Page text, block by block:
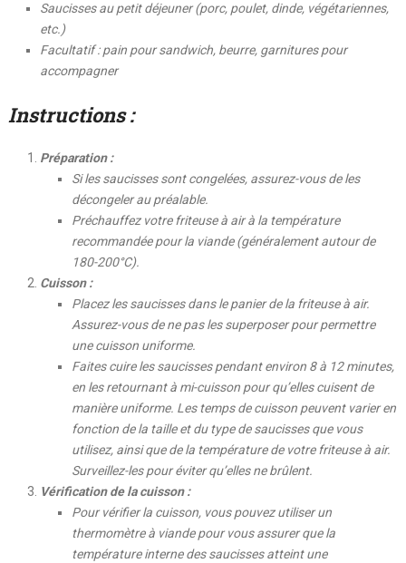
Saucisses au petit déjeuner (porc, poulet, dinde, végétariennes,
etc.)
Facultatif : pain pour sandwich, beurre, garnitures pour
accompagner
Instructions :
Préparation :
Si les saucisses sont congelées, assurez-vous de les
décongeler au préalable.
Préchauffez votre friteuse à air à la température
recommandée pour la viande (généralement autour de
180-200°C).
Cuisson :
Placez les saucisses dans le panier de la friteuse à air.
Assurez-vous de ne pas les superposer pour permettre
une cuisson uniforme.
Faites cuire les saucisses pendant environ 8 à 12 minutes,
en les retournant à mi-cuisson pour qu’elles cuisent de
manière uniforme. Les temps de cuisson peuvent varier en
fonction de la taille et du type de saucisses que vous
utilisez, ainsi que de la température de votre friteuse à air.
Surveillez-les pour éviter qu’elles ne brûlent.
Vérification de la cuisson :
Pour vérifier la cuisson, vous pouvez utiliser un
thermomètre à viande pour vous assurer que la
température interne des saucisses atteint une